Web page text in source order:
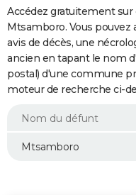
FINANCE
Retraite
Impôts
Epargne
Immobilier
Risques naturels par ville
Banque
Assurance
Crédit
Essais
Réserver un essai
Citadines
Berlines
SUV
Forum auto
+
HIGH-TECH
Mobiles
Meilleur smartphone
Internet
Ordinateurs
Jeux vidéo
Guide high-tech
+BRICOLAGE
Forum
Aménagement intérieur
Extérieur
Cuisine
Salle de bains
Jardinage
Rangement
WEEK-END
Guides de France
Escapades
Patrimoine
Expositions
Musées
Week-end nature
LIFESTYLE
Accédez gratuitement sur
Mtsamboro. Vous
avis de décès, une
ancien en tapant le nom
postal) d'une commune
moteur de recherche ci-